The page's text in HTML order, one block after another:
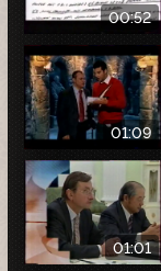
00:52
01:09
01:01